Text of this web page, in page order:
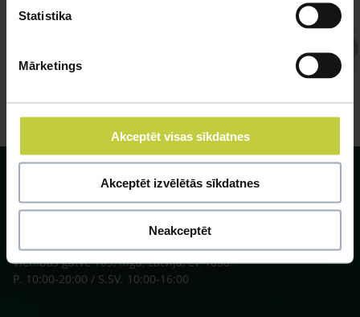
Statistika
Mārketings
Akceptēt visas sīkdatnes
Akceptēt izvēlētās sīkdatnes
Neakceptēt
Veterinārārsts
SIA ZOO Centrs, LV40003622166,
Vienības gatve 109, Rīga, Latvija, LV-1058.
P. 10:00-20:00 / S.SV. 10:00-16:00